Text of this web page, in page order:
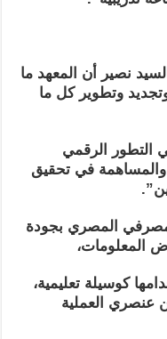
نصير أن المعهد ما
وتطوير كل ما
في التطور الرقمي
والمساهمة في تحقيق
المصرفي المصري بجودة
المعلومات،
كوسيلة تعليمية،
عنصري العملية